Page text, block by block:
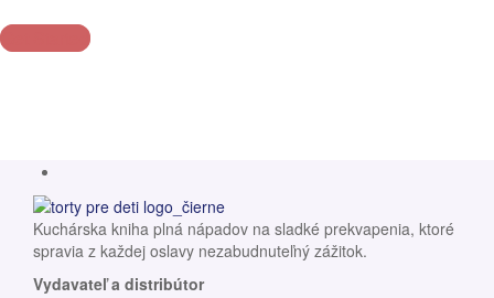
Get Started
Kuchárska kniha plná nápadov na sladké prekvapenia, ktoré
spravia z každej oslavy nezabudnuteľný zážitok.
Vydavateľ a distribútor